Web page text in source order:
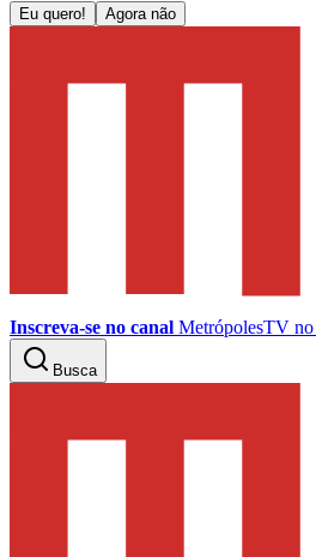
Eu quero! Agora não
Inscreva-se no canal MetrópolesTV no
Busca